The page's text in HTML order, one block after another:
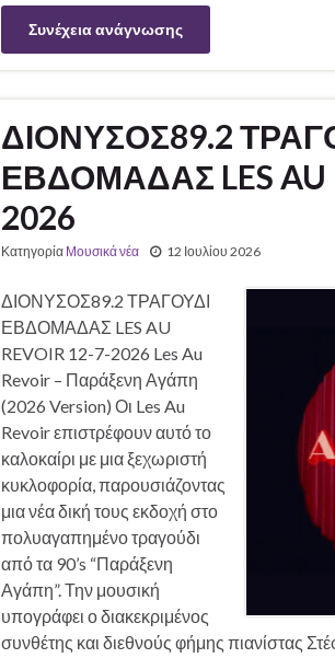
Συνέχεια ανάγνωσης
ΔΙΟΝΥΣΟΣ89.2
ΕΒΔΟΜΑΔΑΣ LES AU
2026
Κατηγορία Μουσικά νέα 12 Ιουλίου 2026
ΔΙΟΝΥΣΟΣ89.2 ΤΡΑΓΟΥΔΙ
ΕΒΔΟΜΑΔΑΣ LES AU
REVOIR 12-7-2026 Les Au
Revoir – Παράξενη Αγάπη
(2026 Version) Οι Les Au
Revoir επιστρέφουν αυτό το
καλοκαίρι με μια ξεχωριστή
κυκλοφορία, παρουσιάζοντας
μια νέα δική τους εκδοχή στο
πολυαγαπημένο τραγούδι
από τα 90’s “Παράξενη
Αγάπη”. Την μουσική
υπογράφει ο διακεκριμένος
συνθέτης και διεθνούς φήμης πιανίστας